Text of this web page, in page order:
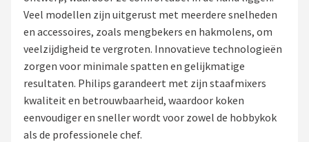
Shop
Kenwood
Moulinex
Veel modellen zijn uitgerust met meerdere snelheden
en accessoires, zoals mengbekers en hakmolens, om
veelzijdigheid te vergroten. Innovatieve technologieën
zorgen voor minimale spatten en gelijkmatige
resultaten. Philips garandeert met zijn staafmixers
kwaliteit en betrouwbaarheid, waardoor koken
eenvoudiger en sneller wordt voor zowel de hobbykok
als de professionele chef.